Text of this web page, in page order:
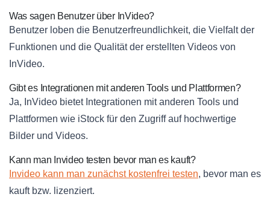
Was sagen Benutzer über InVideo?
Benutzer loben die Benutzerfreundlichkeit, die Vielfalt der
Funktionen und die Qualität der erstellten Videos von
InVideo.
Gibt es Integrationen mit anderen Tools und Plattformen?
Ja, InVideo bietet Integrationen mit anderen Tools und
Plattformen wie iStock für den Zugriff auf hochwertige
Bilder und Videos.
Kann man Invideo testen bevor man es kauft?
Invideo kann man zunächst kostenfrei testen, bevor man es
kauft bzw. lizenziert.